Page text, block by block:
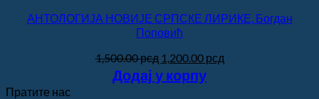
АНТОЛОГИЈА НОВИЈЕ СРПСКЕ ЛИРИКЕ, Богдан
Поповић
1,500.00рсд Оригинална
цена
је
1,200.00 рсдТренутна
Додај у корпу
Пратите нас